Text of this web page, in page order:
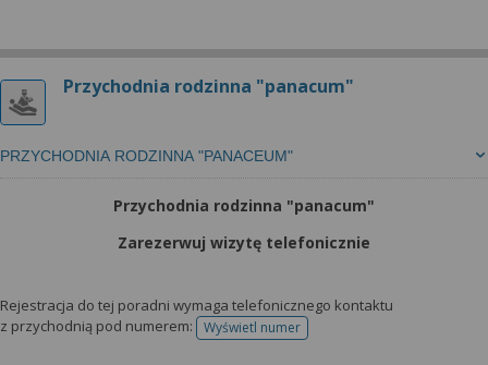
Przychodnia rodzinna "panacum"
PRZYCHODNIA RODZINNA "PANACEUM"
Przychodnia rodzinna "panacum"
Zarezerwuj wizytę telefonicznie
Rejestracja do tej poradni wymaga telefonicznego kontaktu
z przychodnią pod numerem:
Wyświetl numertelefonu do rejestracji